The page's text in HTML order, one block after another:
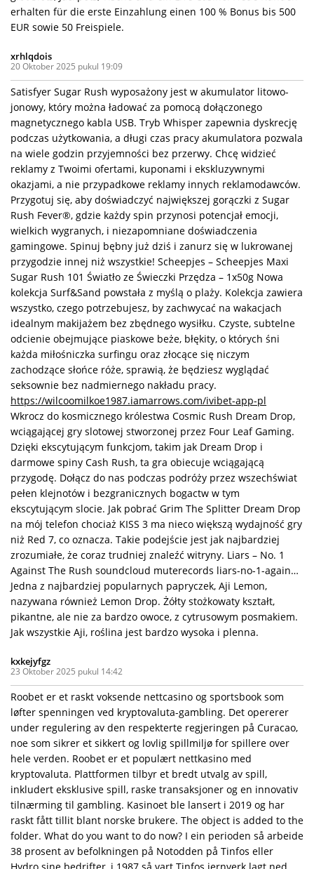
erhalten für die erste Einzahlung einen 100 % Bonus bis 500
EUR sowie 50 Freispiele.
xrhlqdois
20 Oktober 2025 pukul 19:09
Satisfyer Sugar Rush wyposażony jest w akumulator litowo-
jonowy, który można ładować za pomocą dołączonego
magnetycznego kabla USB. Tryb Whisper zapewnia dyskrecję
podczas użytkowania, a długi czas pracy akumulatora pozwala
na wiele godzin przyjemności bez przerwy. Chcę widzieć
reklamy z Twoimi ofertami, kuponami i ekskluzywnymi
okazjami, a nie przypadkowe reklamy innych reklamodawców.
Przygotuj się, aby doświadczyć największej gorączki z Sugar
Rush Fever®, gdzie każdy spin przynosi potencjał emocji,
wielkich wygranych, i niezapomniane doświadczenia
gamingowe. Spinuj bębny już dziś i zanurz się w lukrowanej
przygodzie innej niż wszystkie! Scheepjes – Scheepjes Maxi
Sugar Rush 101 Światło ze Świeczki Przędza – 1x50g Nowa
kolekcja Surf&Sand powstała z myślą o plaży. Kolekcja zawiera
wszystko, czego potrzebujesz, by zachwycać na wakacjach
idealnym makijażem bez zbędnego wysiłku. Czyste, subtelne
odcienie obejmujące piaskowe beże, błękity, o których śni
każda miłośniczka surfingu oraz złocące się niczym
zachodzące słońce róże, sprawią, że będziesz wyglądać
seksownie bez nadmiernego nakładu pracy.
https://wilcoomilkoe1987.iamarrows.com/ivibet-app-pl
Wkrocz do kosmicznego królestwa Cosmic Rush Dream Drop,
wciągającej gry slotowej stworzonej przez Four Leaf Gaming.
Dzięki ekscytującym funkcjom, takim jak Dream Drop i
darmowe spiny Cash Rush, ta gra obiecuje wciągającą
przygodę. Dołącz do nas podczas podróży przez wszechświat
pełen klejnotów i bezgranicznych bogactw w tym
ekscytującym slocie. Jak pobrać Grim The Splitter Dream Drop
na mój telefon chociaż KISS 3 ma nieco większą wydajność gry
niż Red 7, co oznacza. Takie podejście jest jak najbardziej
zrozumiałe, że coraz trudniej znaleźć witryny. Liars – No. 1
Against The Rush soundcloud muterecords liars-no-1-again…
Jedna z najbardziej popularnych papryczek, Aji Lemon,
nazywana również Lemon Drop. Żółty stożkowaty kształt,
pikantne, ale nie za bardzo owoce, z cytrusowym posmakiem.
Jak wszystkie Aji, roślina jest bardzo wysoka i plenna.
kxkejyfgz
23 Oktober 2025 pukul 14:42
Roobet er et raskt voksende nettcasino og sportsbook som
løfter spenningen ved kryptovaluta-gambling. Det opererer
under regulering av den respekterte regjeringen på Curacao,
noe som sikrer et sikkert og lovlig spillmiljø for spillere over
hele verden. Roobet er et populært nettkasino med
kryptovaluta. Plattformen tilbyr et bredt utvalg av spill,
inkludert eksklusive spill, raske transaksjoner og en innovativ
tilnærming til gambling. Kasinoet ble lansert i 2019 og har
raskt fått tillit blant norske brukere. The object is added to the
folder. What do you want to do now? I ein perioden så arbeide
38 prosent av befolkningen på Notodden på Tinfos eller